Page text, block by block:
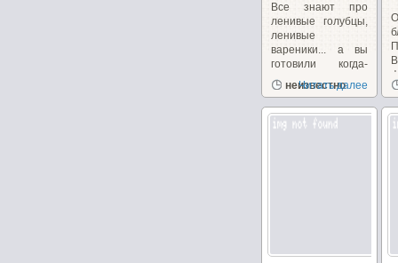
Все знают про
ленивые голубцы,
ленивые
вареники... а вы
готовили когда-
нибудь...
неизвестно
Читать далее